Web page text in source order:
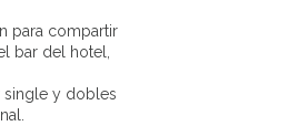
para compartir
bar del hotel,
single y dobles